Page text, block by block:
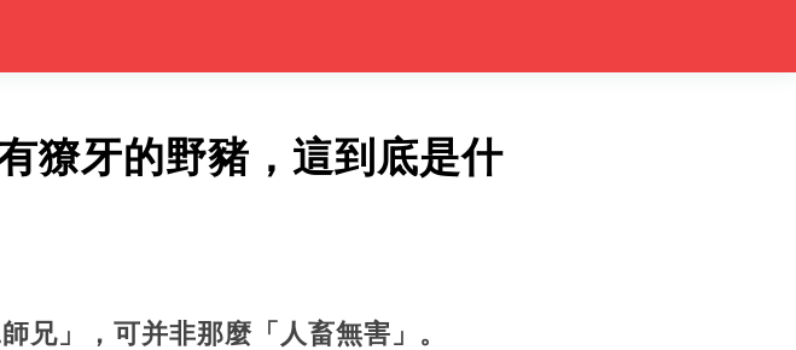
獠牙的野豬，這到底是什
兄」，可并非那麼「人畜無害」。